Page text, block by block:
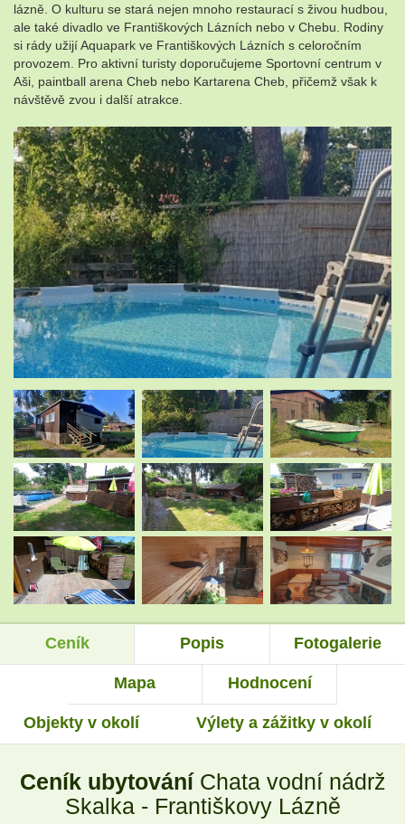
lázně. O kulturu se stará nejen mnoho restaurací s živou hudbou,
ale také divadlo ve Františkových Lázních nebo v Chebu. Rodiny
si rády užijí Aquapark ve Františkových Lázních s celoročním
provozem. Pro aktivní turisty doporučujeme Sportovní centrum v
Aši, paintball arena Cheb nebo Kartarena Cheb, přičemž však k
návštěvě zvou i další atrakce.
Ceník Popis Fotogalerie
Mapa Hodnocení
Objekty v okolí Výlety a zážitky v okolí
Ceník ubytování Chata vodní nádrž
Skalka - Františkovy Lázně